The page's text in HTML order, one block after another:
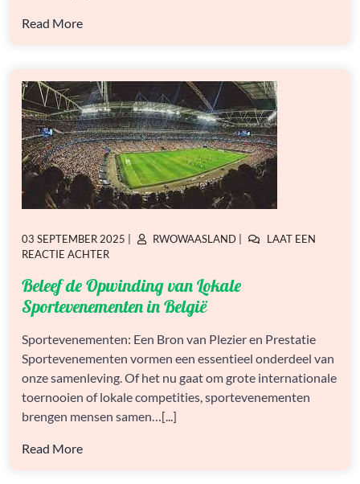
Read More
GEPLAATST
OP
03 SEPTEMBER 2025
GEPLAATST
RWOWAASLAND
LAAT EEN
REACTIE ACHTEROP
DE
OPWINDING
VAN
SPORTEVENEMENTEN
IN
BELGIË
Beleef de Opwinding van Lokale
Sportevenementen in België
Sportevenementen: Een Bron van Plezier en Prestatie
Sportevenementen vormen een essentieel onderdeel van
onze samenleving. Of het nu gaat om grote internationale
toernooien of lokale competities, sportevenementen
brengen mensen samen…[...]
Read More